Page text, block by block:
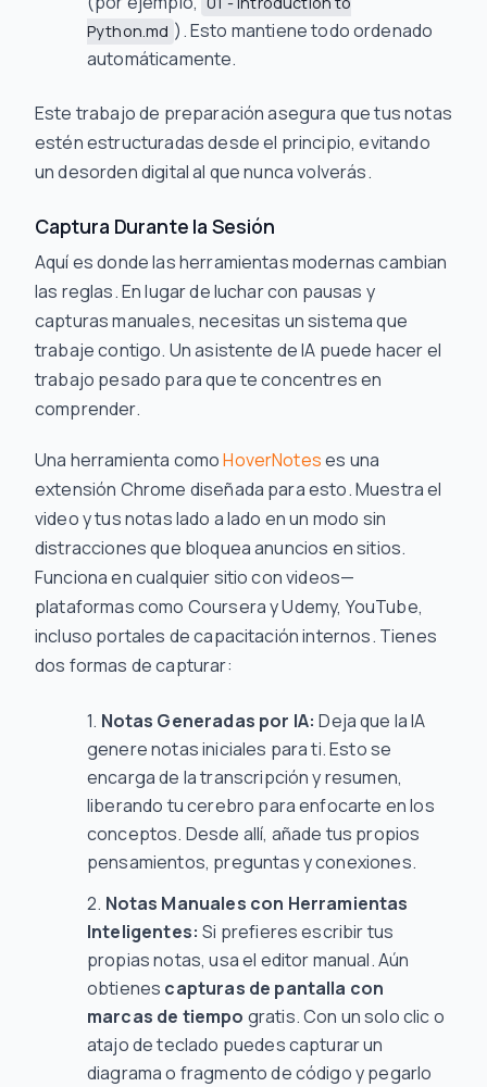
Python.md ). Esto mantiene todo ordenado
automáticamente.
Este trabajo de preparación asegura que tus notas
estén estructuradas desde el principio, evitando
un desorden digital al que nunca volverás.
Captura Durante la Sesión
Aquí es donde las herramientas modernas cambian
las reglas. En lugar de luchar con pausas y
capturas manuales, necesitas un sistema que
trabajecontigo. Un asistente de IA puede hacer el
trabajo pesado para que te concentres en
comprender.
Una herramienta comoHoverNoteses una
extensión Chrome diseñada para esto. Muestra el
video y tus notas lado a lado en un modo sin
distracciones que bloquea anuncios en sitios.
Funciona en cualquier sitio con videos—
plataformas como Coursera y Udemy, YouTube,
incluso portales de capacitación internos. Tienes
dos formas de capturar:
Notas Generadas por IA: Deja que la IA
genere notas iniciales para ti. Esto se
encarga de la transcripción y resumen,
liberando tu cerebro para enfocarte en los
conceptos. Desde allí, añade tus propios
pensamientos, preguntas y conexiones.
Notas Manuales con Herramientas
Inteligentes: Si prefieres escribir tus
propias notas, usa el editor manual. Aún
obtienes capturas de pantalla con
marcas de tiempo gratis. Con un solo clic o
atajo de teclado puedes capturar un
diagrama o fragmento de código y pegarlo